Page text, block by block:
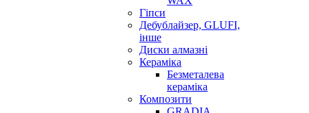
Гіпси
Дебублайзер, GLUFI,
інше
Диски алмазні
Кераміка
Безметалева
кераміка
Композити